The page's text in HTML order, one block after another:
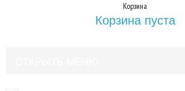
Корзина
Корзина пуста